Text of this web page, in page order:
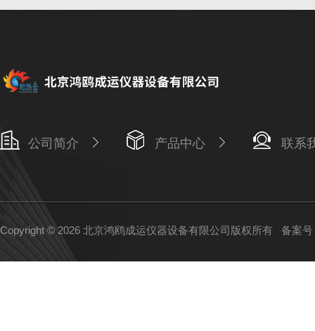
公司简介 产品中心 联系
Copyright © 2026 北京鸿鸥成运仪器设备有限公司版权所有 备案号